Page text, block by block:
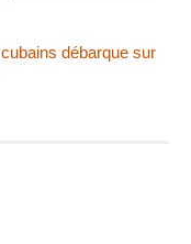
cubains débarque sur